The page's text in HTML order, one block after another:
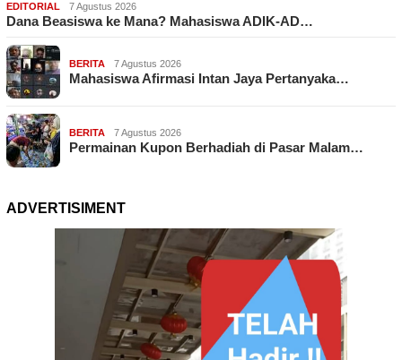
EDITORIAL 7 Agustus 2026
Dana Beasiswa ke Mana? Mahasiswa ADIK-AD…
BERITA 7 Agustus 2026
Mahasiswa Afirmasi Intan Jaya Pertanyaka…
BERITA 7 Agustus 2026
Permainan Kupon Berhadiah di Pasar Malam…
ADVERTISIMENT